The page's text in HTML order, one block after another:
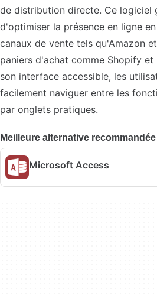
de distribution directe. Ce logiciel
d'optimiser la présence en ligne
canaux de vente tels qu'Amazon
paniers d'achat comme Shopify et
son interface accessible, les
facilement naviguer entre les
par onglets pratiques.
Meilleure alternative recommandée
Microsoft Access